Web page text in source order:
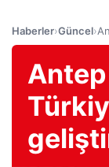
Haberler›Güncel›
Antep